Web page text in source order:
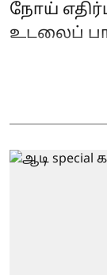
நோய்
உடலைப்